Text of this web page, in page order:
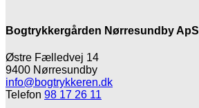
Bogtrykkergården Nørresundby ApS
Østre Fælledvej 14
9400 Nørresundby
info@bogtrykkeren.dk
Telefon 98 17 26 11